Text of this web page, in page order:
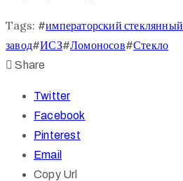
Tags: #императорский стеклянный
завод#ИСЗ#Ломоносов#Стекло
Share
Twitter
Facebook
Pinterest
Email
Copy Url